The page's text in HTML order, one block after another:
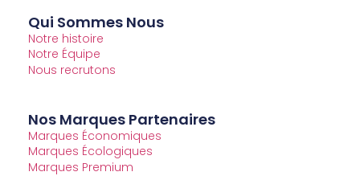
Qui Sommes Nous
Notre histoire
Notre Équipe
Nous recrutons
Nos Marques Partenaires
Marques Économiques
Marques Écologiques
Marques Premium